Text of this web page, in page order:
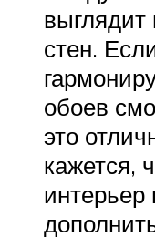
выглядит
стен.
обоев
это
кажется,
интерьер